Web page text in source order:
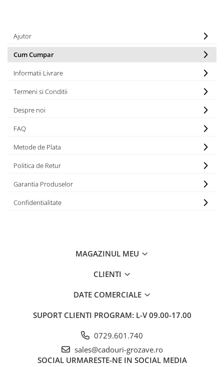
Ajutor
Cum Cumpar
Informatii Livrare
Termeni si Conditii
Despre noi
FAQ
Metode de Plata
Politica de Retur
Garantia Produselor
Confidentialitate
MAGAZINUL MEU
CLIENTI
DATE COMERCIALE
SUPORT CLIENTI PROGRAM: L-V 09.00-17.00
0729.601.740
sales@cadouri-grozave.ro
SOCIAL URMARESTE-NE IN SOCIAL MEDIA